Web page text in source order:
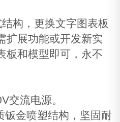
构，更换文字图表板
扩展功能或开发新实
板和模型即可，永不
交流电源。
钣金喷塑结构，坚固耐